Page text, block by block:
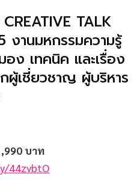
TALK
งานมหกรรมความรู้
ง เทคนิค และเรื่อง
ผู้เชี่ยวชาญ ผู้บริหาร
บาท
44zvbtO